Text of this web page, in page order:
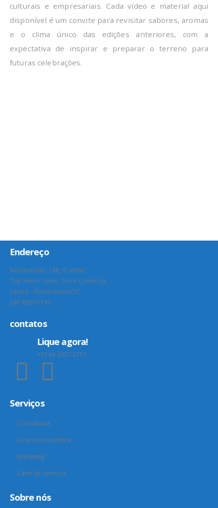
culturais e empresariais. Cada vídeo e material aqui
disponível é um convite para revisitar sabores, aromas
e o clima único das edições anteriores, com a
expectativa de inspirar e preparar o terreno para
futuras celebrações.
Endereço
Rua Hoepcke, 168, 6º andar,
Top Vision Tower, Torre Comercial
Centro - Florianópolis/SC
CEP 88010-130
contatos
Lique agora!
+55 48 3027-2710
Serviços
Consultoria
Assessoria Jurídica
Marketing
Carta de serviços
Sobre nós